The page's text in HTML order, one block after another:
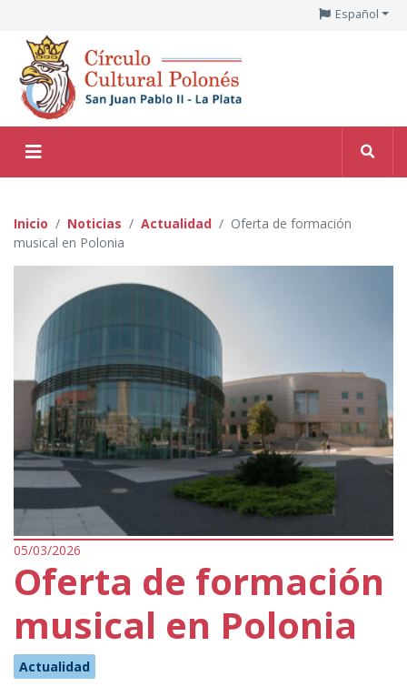
Español
Inicio Noticias Actualidad
Oferta de formación
musical en Polonia
05/03/2026
Oferta de formación
musical en Polonia
Actualidad